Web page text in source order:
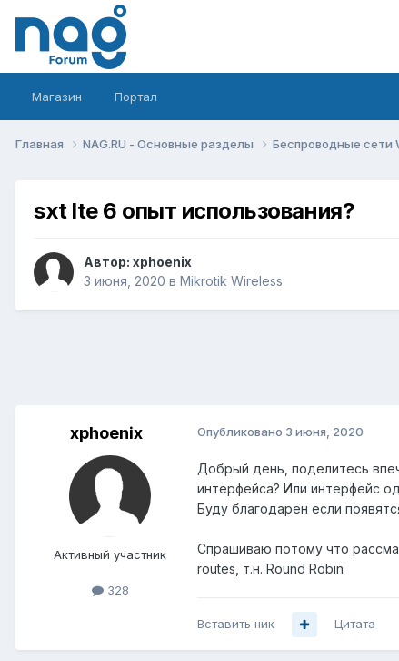
Магазин Портал
Главная NAG.RU - Основные разделы Беспроводные сети
sxt lte 6 опыт использования?
Автор: xphoenix
3 июня, 2020 в Mikrotik Wireless
xphoenix
Активный участник
328
Опубликовано 3 июня, 2020
Добрый день, поделитесь
интерфейса? Или интерфейс
Буду благодарен если
Спрашиваю потому что
routes, т.н. Round Robin
Вставить ник Цитата